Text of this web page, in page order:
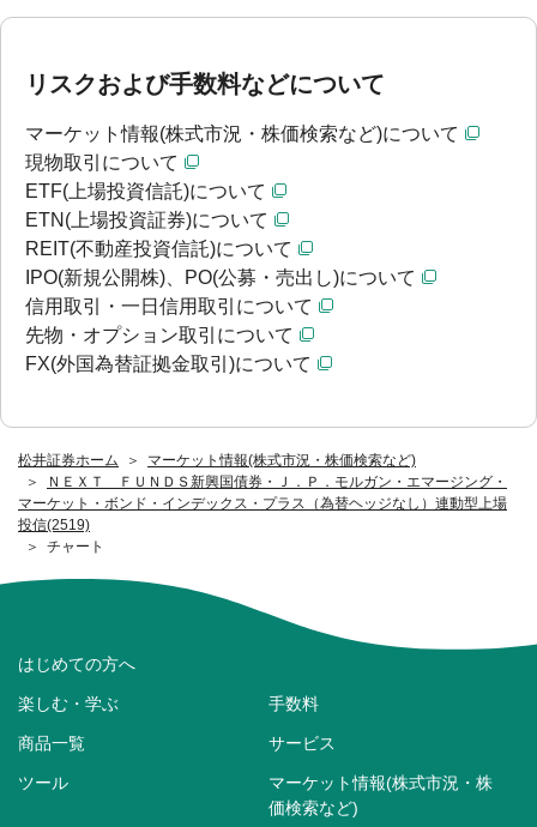
松井証券ホーム
マーケット情報(株式市況・株価検索など)
ＮＥＸＴ ＦＵＮＤＳ新興国債券・Ｊ．Ｐ．モルガン・エマージング・
マーケット・ボンド・インデックス・プラス（為替ヘッジなし）連動型上場
投信(2519)
チャート
リスクおよび手数料などについて
マーケット情報(株式市況・株価検索など)について
現物取引について
ETF(上場投資信託)について
ETN(上場投資証券)について
REIT(不動産投資信託)について
IPO(新規公開株)、PO(公募・売出し)について
信用取引・一日信用取引について
先物・オプション取引について
FX(外国為替証拠金取引)について
はじめての方へ
楽しむ・学ぶ 手数料
商品一覧 サービス
ツール
マーケット情報(株式市況・株
価検索など)